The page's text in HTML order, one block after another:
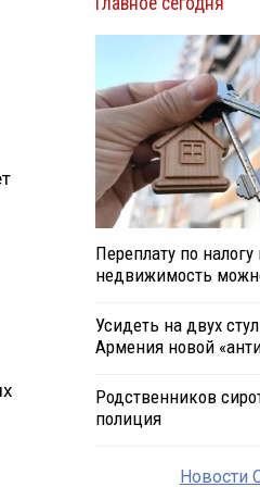
Переплату по налогу
недвижимость
Усидеть на двух
Армения новой
Родственников
полиция
Новости